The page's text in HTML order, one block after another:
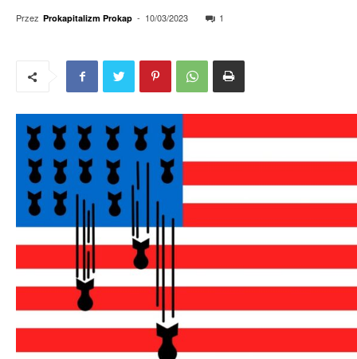
Przez Prokapitalizm Prokap - 10/03/2023 1